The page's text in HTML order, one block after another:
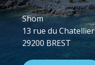
Shom
13 rue du Chatellier
29200 BREST